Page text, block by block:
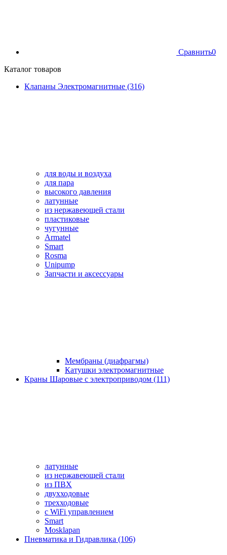
Сравнить0
Каталог товаров
Клапаны Электромагнитные (316)
для воды и воздуха
для пара
высокого давления
латунные
из нержавеющей стали
пластиковые
чугунные
Armatel
Smart
Rosma
Unipump
Запчасти и аксессуары
Мембраны (диафрагмы)
Катушки электромагнитные
Краны Шаровые с электроприводом (111)
латунные
из нержавеющей стали
из ПВХ
двухходовые
трехходовые
с WiFi управлением
Smart
Mosklapan
Пневматика и Гидравлика (106)